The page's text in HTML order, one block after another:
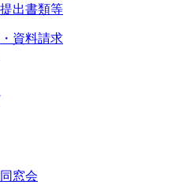
出書類等
資料請求
窓会